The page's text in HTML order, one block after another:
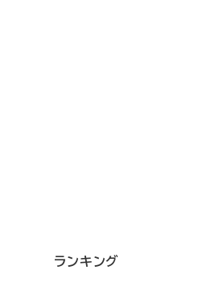
ランキング